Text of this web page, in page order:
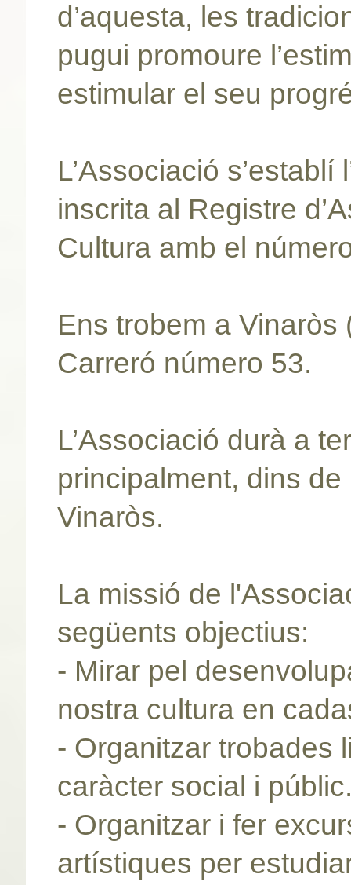
d’aquesta, les
pugui promoure
estimular el seu
L’Associació
inscrita al Registre
Cultura amb el
Ens trobem a
Carreró número 53.
L’Associació durà a
principalment, dins de
Vinaròs.
La missió de
següents objectius:
- Mirar pel
nostra cultura en
- Organitzar trobades
caràcter social i
- Organitzar i fer
artístiques per